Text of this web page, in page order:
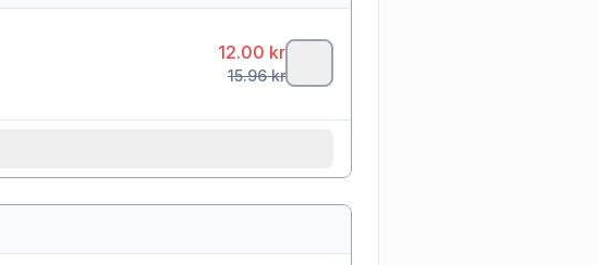
12.00 kr
15.96kr